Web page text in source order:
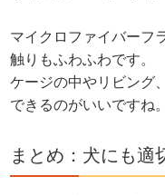
マイクロファイバーフ
触りもふわふわです。
ケージの中やリビング
できるのがいいですね。
まとめ：犬にも適